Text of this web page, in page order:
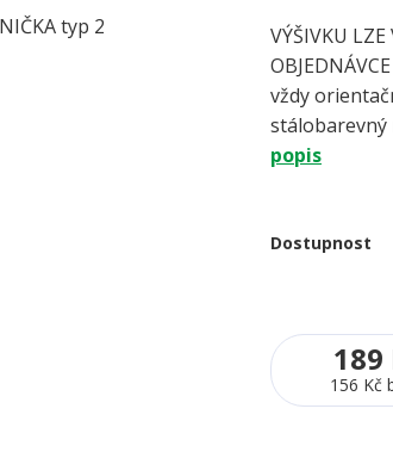
VÝŠIVKU
vždy
stálobarevný
popis
Dostupnost
189
156 Kč